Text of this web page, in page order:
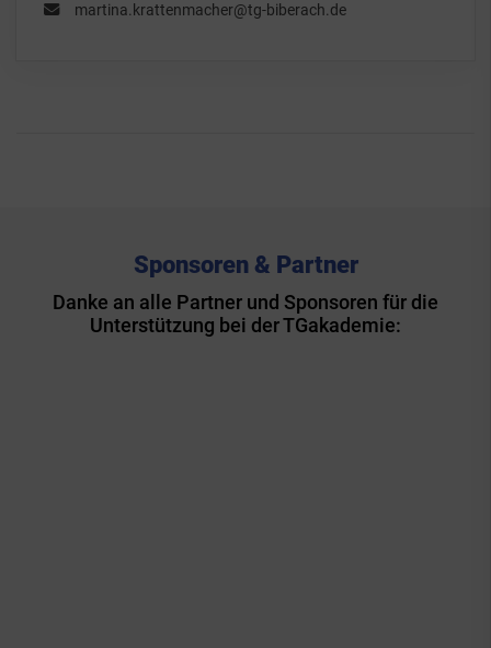
martina.krattenmacher@tg-biberach.de
Sponsoren & Partner
Danke an alle Partner und Sponsoren für die
Unterstützung bei der TGakademie: